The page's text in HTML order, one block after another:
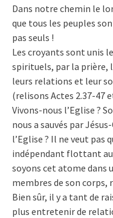
Dans notre chemin le
que tous les peuples
pas seuls !
Les croyants sont unis
spirituels, par la prière,
leurs relations et leur
(relisons Actes 2.37-47
Vivons-nous l’Eglise ?
nous a sauvés par
l’Eglise ? Il ne veut pas
indépendant flottant au
soyons cet atome dans
membres de son corps,
Bien sûr, il y a tant de
plus entretenir de